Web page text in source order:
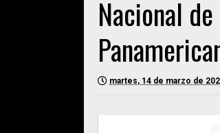
Nacional
martes, 14 de marzo de